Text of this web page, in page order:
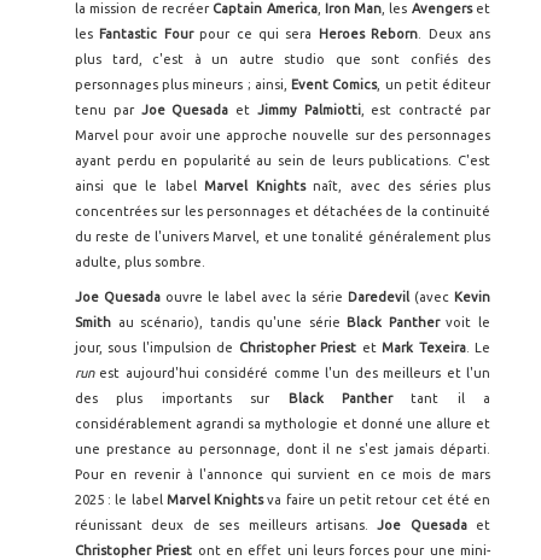
la mission de recréer Captain America, Iron Man , les Avengers et
les Fantastic Fourpour ce qui sera Heroes Reborn . Deux ans
plus tard, c'est à un autre studio que sont confiés des
personnages plus mineurs ; ainsi,
Event Comics, un petit éditeur
tenu par Joe Quesada et Jimmy Palmiotti, est contracté par
Marvel pour avoir une approche nouvelle sur des personnages
ayant perdu en popularité au sein de leurs publications. C'est
ainsi que le label Marvel Knights naît, avec des séries plus
concentrées sur les personnages et détachées de la continuité
du reste de l'univers Marvel, et une tonalité généralement plus
adulte, plus sombre.
Joe Quesada ouvre le label avec la série Daredevil (avec Kevin
Smith au scénario), tandis qu'une série Black Panthervoit le
jour, sous l'impulsion de Christopher Priest etMark Texeira. Le
run est aujourd'hui considéré comme l'un des meilleurs et l'un
des plus importants sur
Black Panther tant il a
considérablement agrandi sa mythologie et donné une allure et
une prestance au personnage, dont il ne s'est jamais départi.
Pour en revenir à l'annonce qui survient en ce mois de mars
2025 : le label Marvel Knightsva faire un petit retour cet été en
réunissant deux de ses meilleurs artisans.Joe Quesada et
Christopher Priest ont en effet uni leurs forces pour une mini-